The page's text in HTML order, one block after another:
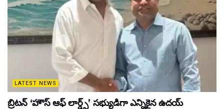
LATEST NEWS
బ్రిటన్ ‘హౌస్ ఆఫ్ లార్డ్స్’ సభ్యుడిగా ఎన్నికైన ఉదయ్